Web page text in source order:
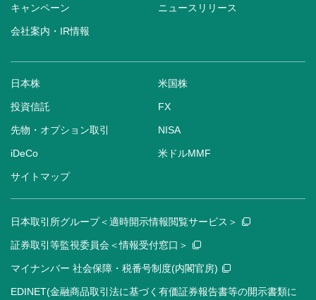
キャンペーン ニュースリリース
会社案内・IR情報
日本株 米国株
投資信託 FX
先物・オプション取引 NISA
iDeCo 米ドルMMF
サイトマップ
日本取引所グループ＜適時開示情報閲覧サービス＞
証券取引等監視委員会＜情報受付窓口＞
マイナンバー 社会保障・税番号制度(内閣官房)
EDINET(金融商品取引法に基づく有価証券報告書等の開示書類に